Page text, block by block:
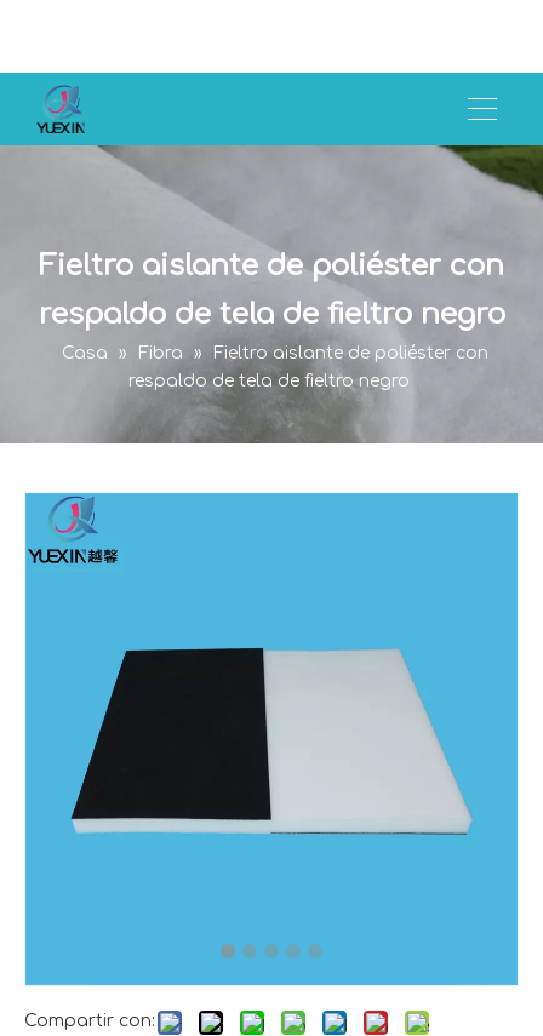
Fieltro aislante de poliéster con
respaldo de tela de fieltro negro
Casa » Fibra »
Fieltro aislante de poliéster con
respaldo de tela de fieltro negro
Compartir con: